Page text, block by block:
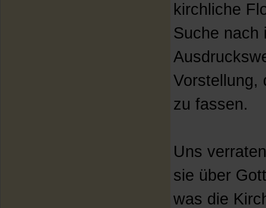
kirchliche
Suche nach
Vorstellung,
zu fassen.
Uns
sie über
was die